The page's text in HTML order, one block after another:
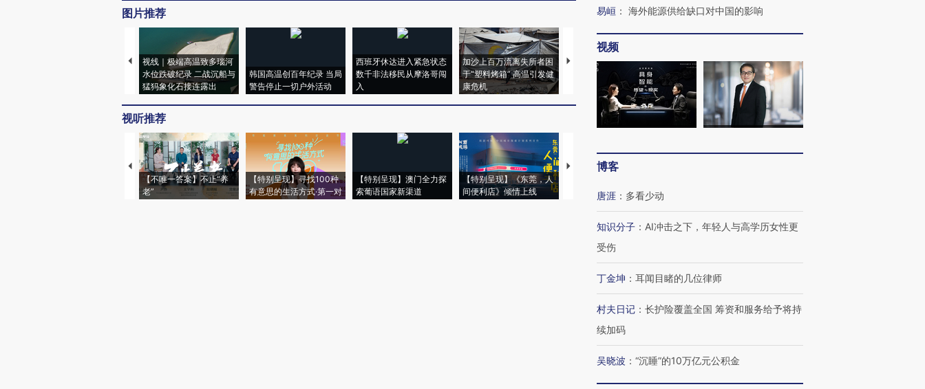
图片推荐
视线｜极端高温致多瑙河
水位跌破纪录 二战沉船与
猛犸象化石接连露出
韩国高温创百年纪录 当局
警告停止一切户外活动
西班牙休达进入紧急状态
数千非法移民从摩洛哥闯
入
加沙上百万流离失所者困
于“塑料烤箱” 高温引发健
康危机
马航飞行员跨国走私7万
粒摇头丸 尿检体内含3种
泽连斯基密集出访美英 索
要防空导弹“救急”
秘鲁纳斯卡观光飞机坠毁
13人遇难
视听推荐
【不唯一答案】不止“养
老”
【特别呈现】寻找100种
有意思的生活方式·第一对
【特别呈现】澳门全力探
索葡语国家新渠道
【特别呈现】《东莞，人
间便利店》倾情上线
【推广】走进第四届链博
易峘 ： 海外能源供给缺口对中国的影响
视频
博客
唐涯 ： 多看少动
知识分子 ： AI冲击之下，年轻人与高学历女性更
受伤
丁金坤 ： 耳闻目睹的几位律师
村夫日记 ： 长护险覆盖全国 筹资和服务给予将持
续加码
吴晓波 ： “沉睡”的10万亿元公积金